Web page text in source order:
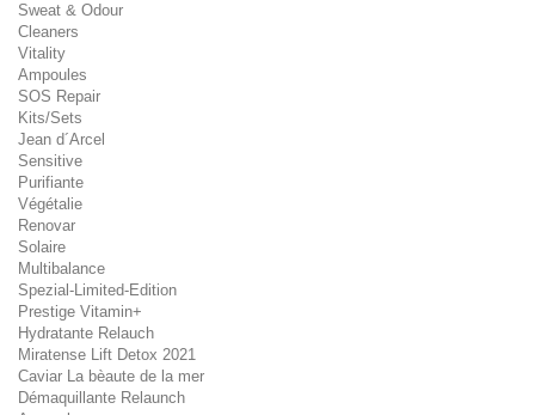
Sweat & Odour
Cleaners
Vitality
Ampoules
SOS Repair
Kits/Sets
Jean d´Arcel
Sensitive
Purifiante
Végétalie
Renovar
Solaire
Multibalance
Spezial-Limited-Edition
Prestige Vitamin+
Hydratante Relauch
Miratense Lift Detox 2021
Caviar La bèaute de la mer
Démaquillante Relaunch